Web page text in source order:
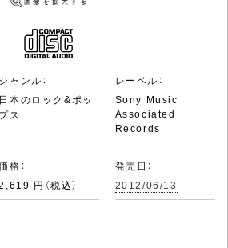
ジャンル：
日本のロック&ポッ
プス
レーベル：
Sony Music
Associated
Records
格：
円（税込）
発売日：
2012/06/13